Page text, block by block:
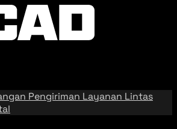
Pengiriman Layanan Lintas